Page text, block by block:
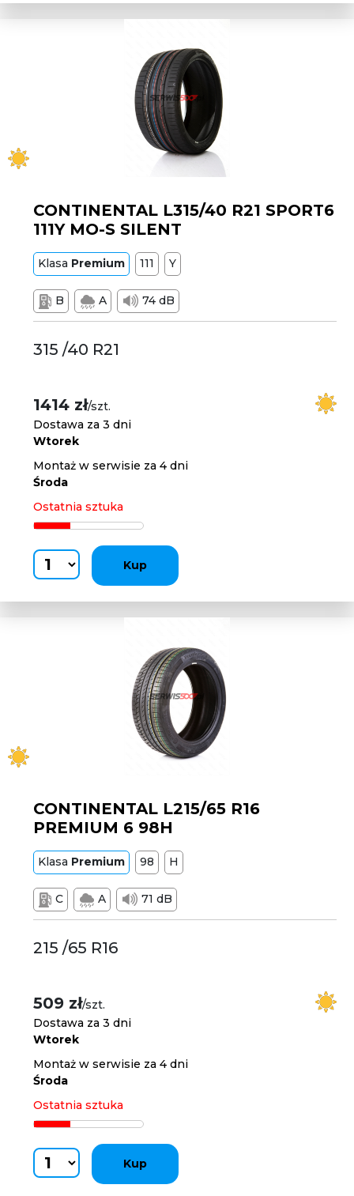
CONTINENTAL L315/40 R21 SPORT6
111Y MO-S SILENT
Klasa Premium 111 Y
B A 74 dB
315 /40 R21
1414 zł/szt.
Dostawa za 3 dni
Wtorek
Montaż w serwisie za 4 dni
Środa
Ostatnia sztuka
Kup
CONTINENTAL L215/65 R16
PREMIUM 6 98H
Klasa Premium 98 H
C A 71 dB
215 /65 R16
509 zł/szt.
Dostawa za 3 dni
Wtorek
Montaż w serwisie za 4 dni
Środa
Ostatnia sztuka
Kup